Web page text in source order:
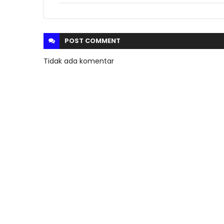
POST COMMENT
Tidak ada komentar